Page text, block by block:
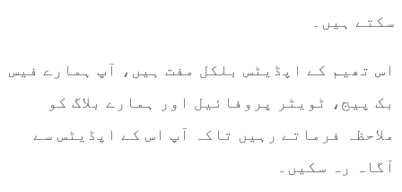
سکتے ہیں۔
اس تھیم کے اپڈیٹس بلکل مفت ہیں، آپ ہمارے فیس
بک پیج، ٹویٹر پروفائیل اور ہمارے بلاگ کو
ملاحظہ فرماتے رہیں تاکہ آپ اس کے اپڈیٹس سے
آگاہ رہ سکیں۔